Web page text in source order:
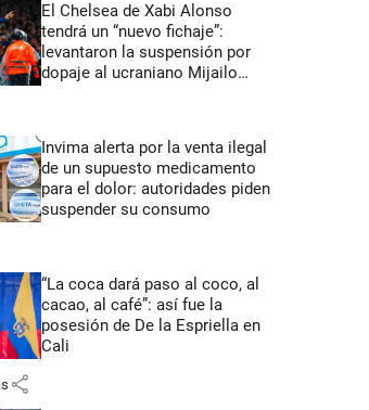
El Chelsea de Xabi Alonso
tendrá un “nuevo fichaje”:
levantaron la suspensión por
dopaje al ucraniano Mijailo
Invima alerta por la venta ilegal
de un supuesto medicamento
para el dolor: autoridades piden
suspender su consumo
“La coca dará paso al coco, al
cacao, al café”: así fue la
posesión de De la Espriella en
Cali
share